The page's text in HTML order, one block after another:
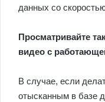
данных со
Просматривайте
видео с
В случае, если
отысканным в базе